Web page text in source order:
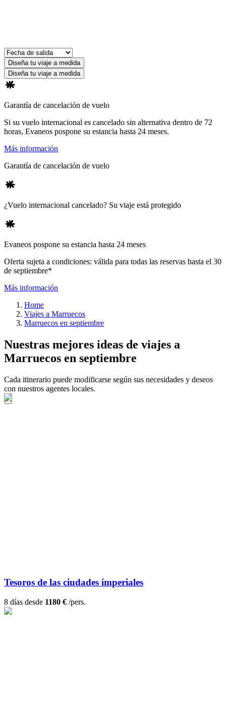
Diseña tu viaje a medida
Diseña tu viaje a medida
Garantía de cancelación de vuelo
Si su vuelo internacional es cancelado sin alternativa dentro de 72
horas, Evaneos pospone su estancia hasta 24 meses.
Más información
Garantía de cancelación de vuelo
¿Vuelo internacional cancelado? Su viaje está protegido
Evaneos pospone su estancia hasta 24 meses
Oferta sujeta a condiciones: válida para todas las reservas hasta el 30
de septiembre*
Más información
Home
Viajes a Marruecos
Marruecos en septiembre
Nuestras mejores ideas de viajes a
Marruecos en septiembre
Cada itinerario puede modificarse según sus necesidades y deseos
con nuestros agentes locales.
Tesoros de las ciudades imperiales
8 días desde 1180 € /pers.